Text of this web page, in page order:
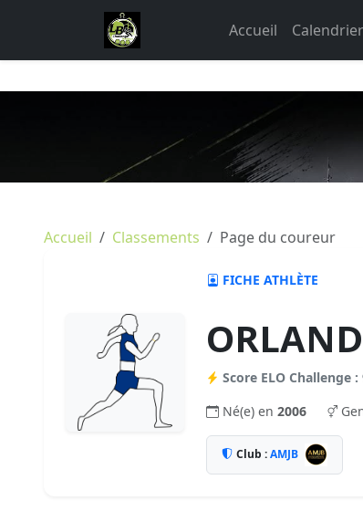
Accueil Calendrier
Accueil Classements Page du coureur
FICHE ATHLÈTE
Score ELO Challenge
Né(e) en 2006
Club :AMJB